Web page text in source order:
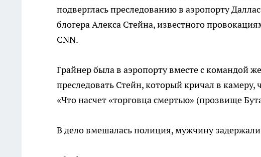
подверглась преследованию в аэропорту
блогера Алекса Стейна, известного
CNN.
Грайнер была в аэропорту вместе с командой
преследовать Стейн, который кричал в
«Что насчет «торговца смертью» (прозвище
В дело вмешалась полиция, мужчину